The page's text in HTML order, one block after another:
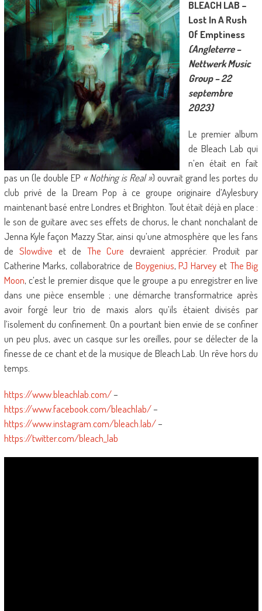
BLEACH LAB –
Lost In A Rush
Of Emptiness
(Angleterre –
Nettwerk Music
Group – 22
septembre
2023)
Le premier album
de Bleach Lab qui
n’en était en fait
pas un (le double EP « Nothing is Real ») ouvrait grand les portes du
club privé de la Dream Pop à ce groupe originaire d’Aylesbury
maintenant basé entre Londres et Brighton. Tout était déjà en place :
le son de guitare avec ses effets de chorus, le chant nonchalant de
Jenna Kyle façon Mazzy Star, ainsi qu’une atmosphère que les fans
de Slowdive et de The Cure devraient apprécier. Produit par
Catherine Marks, collaboratrice de Boygenius,PJ Harvey et The Big
Moon, c’est le premier disque que le groupe a pu enregistrer en live
dans une pièce ensemble ; une démarche transformatrice après
avoir forgé leur trio de maxis alors qu’ils étaient divisés par
l’isolement du confinement. On a pourtant bien envie de se confiner
un peu plus, avec un casque sur les oreilles, pour se délecter de la
finesse de ce chant et de la musique de Bleach Lab. Un rêve hors du
temps.
https://www.bleachlab.com/–
https://www.facebook.com/bleachlab/–
https://www.instagram.com/bleach.lab/–
https://twitter.com/bleach_lab